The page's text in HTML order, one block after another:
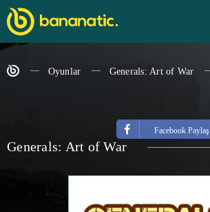
Oyunlar Generals: Art of War
Facebook Paylaş
Generals: Art of War